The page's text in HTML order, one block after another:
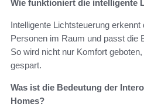
Wie funktioniert die intelligente
Intelligente Lichtsteuerung
Personen im Raum und passt die
So wird nicht nur Komfort
gespart.
Was ist die Bedeutung der
Homes?